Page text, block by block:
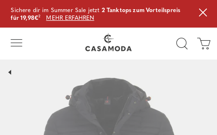
Sichere dir im Summer Sale jetzt 2 Tanktops zum Vorteilspreis
für 19,98€² MEHR ERFAHREN